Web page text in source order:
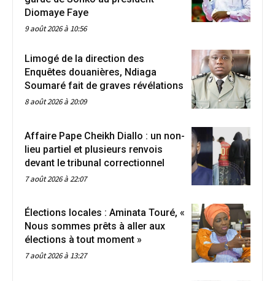
Diomaye Faye
9 août 2026 à 10:56
Limogé de la direction des
Enquêtes douanières, Ndiaga
Soumaré fait de graves révélations
8 août 2026 à 20:09
Affaire Pape Cheikh Diallo : un non-
lieu partiel et plusieurs renvois
devant le tribunal correctionnel
7 août 2026 à 22:07
Élections locales : Aminata Touré, «
Nous sommes prêts à aller aux
élections à tout moment »
7 août 2026 à 13:27